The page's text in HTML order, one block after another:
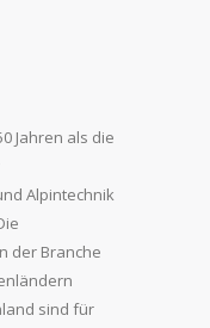
Jahren als die
Alpintechnik
der Branche
sind für